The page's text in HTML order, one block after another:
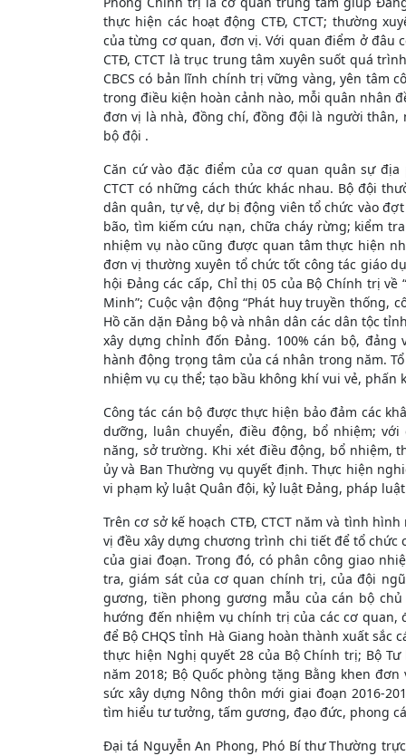
thực hiện các hoạt động CTĐ, CTCT; thường
của từng cơ quan, đơn vị. Với quan điểm ở đâu
CTĐ, CTCT là trục trung tâm xuyên suốt quá
CBCS có bản lĩnh chính trị vững vàng, yên tâm
trong điều kiện hoàn cảnh nào, mỗi quân nhân
đơn vị là nhà, đồng chí, đồng đội là người
bộ đội .
Căn cứ vào đặc điểm của cơ quan quân sự
CTCT có những cách thức khác nhau. Bộ đội
dân quân, tự vệ, dự bị động viên tổ chức vào
bão, tìm kiếm cứu nạn, chữa cháy rừng; kiểm
nhiệm vụ nào cũng được quan tâm thực hiện
đơn vị thường xuyên tổ chức tốt công tác giáo
hội Đảng các cấp, Chỉ thị 05 của Bộ Chính trị
Minh”; Cuộc vận động “Phát huy truyền thống,
Hồ căn dặn Đảng bộ và nhân dân các dân tộc
xây dựng chỉnh đốn Đảng. 100% cán bộ,
hành động trọng tâm của cá nhân trong năm.
nhiệm vụ cụ thể; tạo bầu không khí vui vẻ,
Công tác cán bộ được thực hiện bảo đảm các
dưỡng, luân chuyển, điều động, bổ nhiệm;
năng, sở trường. Khi xét điều động, bổ nhiệm,
ủy và Ban Thường vụ quyết định. Thực hiện
vi phạm kỷ luật Quân đội, kỷ luật Đảng, pháp
Trên cơ sở kế hoạch CTĐ, CTCT năm và tình
vị đều xây dựng chương trình chi tiết để tổ chức
của giai đoạn. Trong đó, có phân công giao
tra, giám sát của cơ quan chính trị, của đội
gương, tiền phong gương mẫu của cán bộ chủ
hướng đến nhiệm vụ chính trị của các cơ quan,
để Bộ CHQS tỉnh Hà Giang hoàn thành xuất
thực hiện Nghị quyết 28 của Bộ Chính trị; Bộ
năm 2018; Bộ Quốc phòng tặng Bằng khen
sức xây dựng Nông thôn mới giai đoạn 2016-
tìm hiểu tư tưởng, tấm gương, đạo đức, phong
Đại tá Nguyễn An Phong, Phó Bí thư Thường